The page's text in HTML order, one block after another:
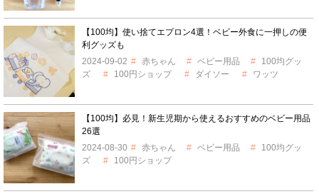
【100均】使い捨てエプロン4選！ベビー外食に一押しの便
利グッズも
2024-09-02
赤ちゃん ベビー用品
100均グッ
ズ
100円ショップ ダイソー ワッツ
【100均】必見！新生児期から使えるおすすめのベビー用品
26選
2024-08-30
赤ちゃん ベビー用品
100均グッ
ズ
100円ショップ